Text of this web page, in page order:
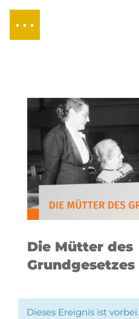
Die Mütter des
Grundgesetzes
Dieses Ereignis ist vorbei.